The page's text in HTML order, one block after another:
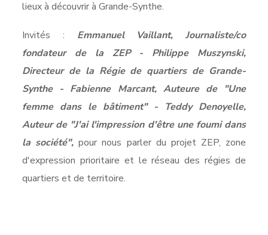
lieux à découvrir à Grande-Synthe.
Invités : Emmanuel Vaillant, Journaliste/co
fondateur de la ZEP - Philippe Muszynski,
Directeur de la Régie de quartiers de Grande-
Synthe - Fabienne Marcant, Auteure de "Une
femme dans le bâtiment" - Teddy Denoyelle,
Auteur de "J'ai l'impression d'être une foumi dans
la société",pour nous parler du projet ZEP, zone
d'expression prioritaire et le réseau des régies de
quartiers et de territoire.